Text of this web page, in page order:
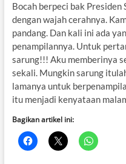
Bocah berpeci bak
dengan wajah cerahnya.
pandang. Dan kali ini ada
penampilannya. Untuk
sarung!!! Aku memberinya
sekali. Mungkin sarung
lamanya untuk
itu menjadi kenyataan
Bagikan artikel ini: